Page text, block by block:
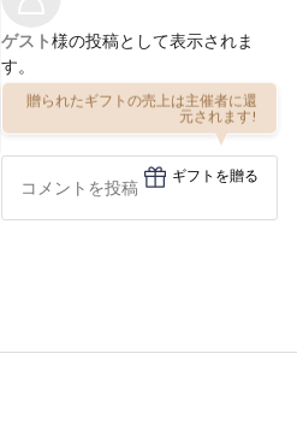
ゲスト様の投稿として表示されま
す。
贈られたギフトの売上は主催者に還
元されます!
ギフトを贈る